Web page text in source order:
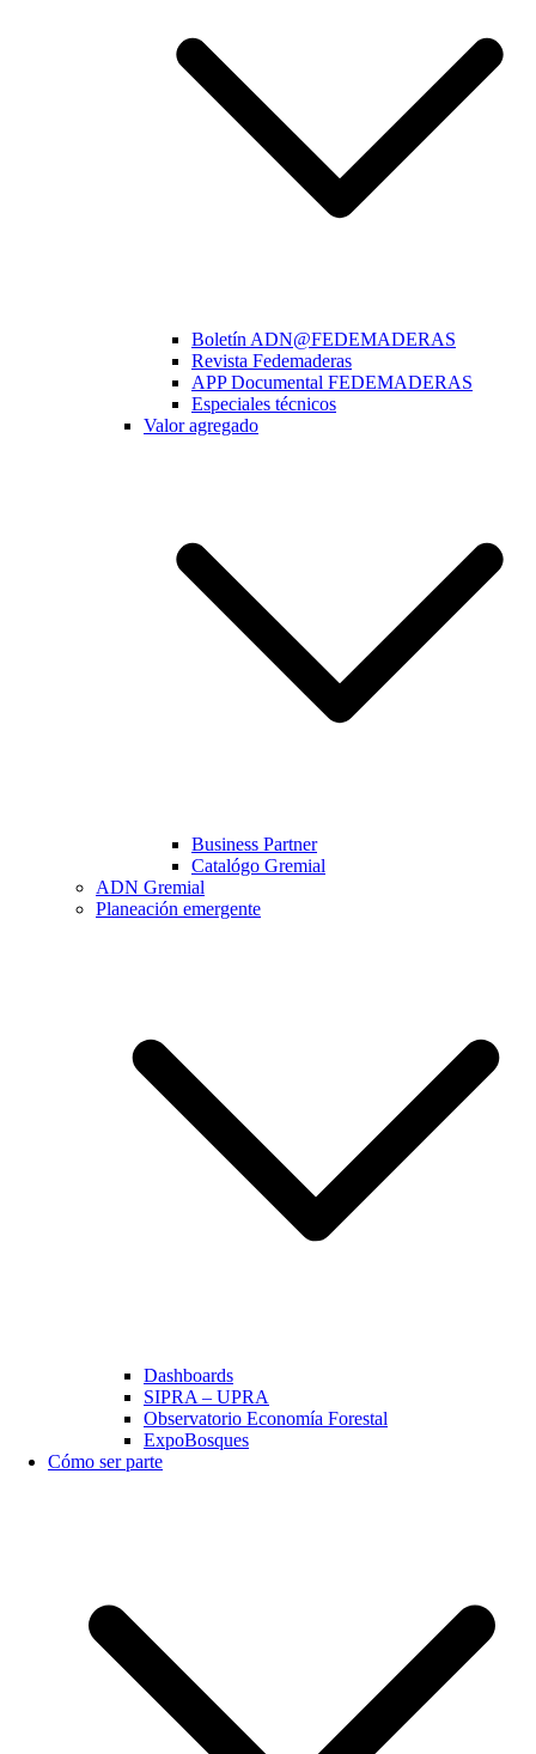
Boletín ADN@FEDEMADERAS
Revista Fedemaderas
APP Documental FEDEMADERAS
Especiales técnicos
Valor agregado
Business Partner
Catalógo Gremial
ADN Gremial
Planeación emergente
Dashboards
SIPRA – UPRA
Observatorio Economía Forestal
ExpoBosques
Cómo ser parte